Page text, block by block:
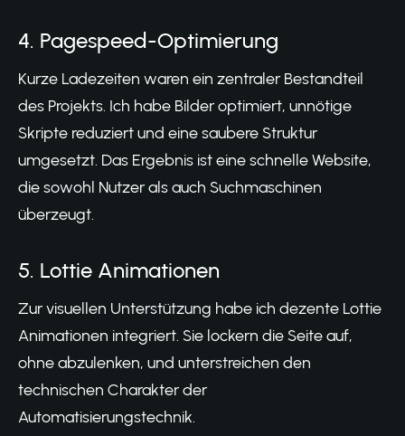
4. Pagespeed-Optimierung
Kurze Ladezeiten waren ein zentraler Bestandteil
des Projekts. Ich habe Bilder optimiert, unnötige
Skripte reduziert und eine saubere Struktur
umgesetzt. Das Ergebnis ist eine schnelle Website,
die sowohl Nutzer als auch Suchmaschinen
überzeugt.
5. Lottie Animationen
Zur visuellen Unterstützung habe ich dezente Lottie
Animationen integriert. Sie lockern die Seite auf,
ohne abzulenken, und unterstreichen den
technischen Charakter der
Automatisierungstechnik.